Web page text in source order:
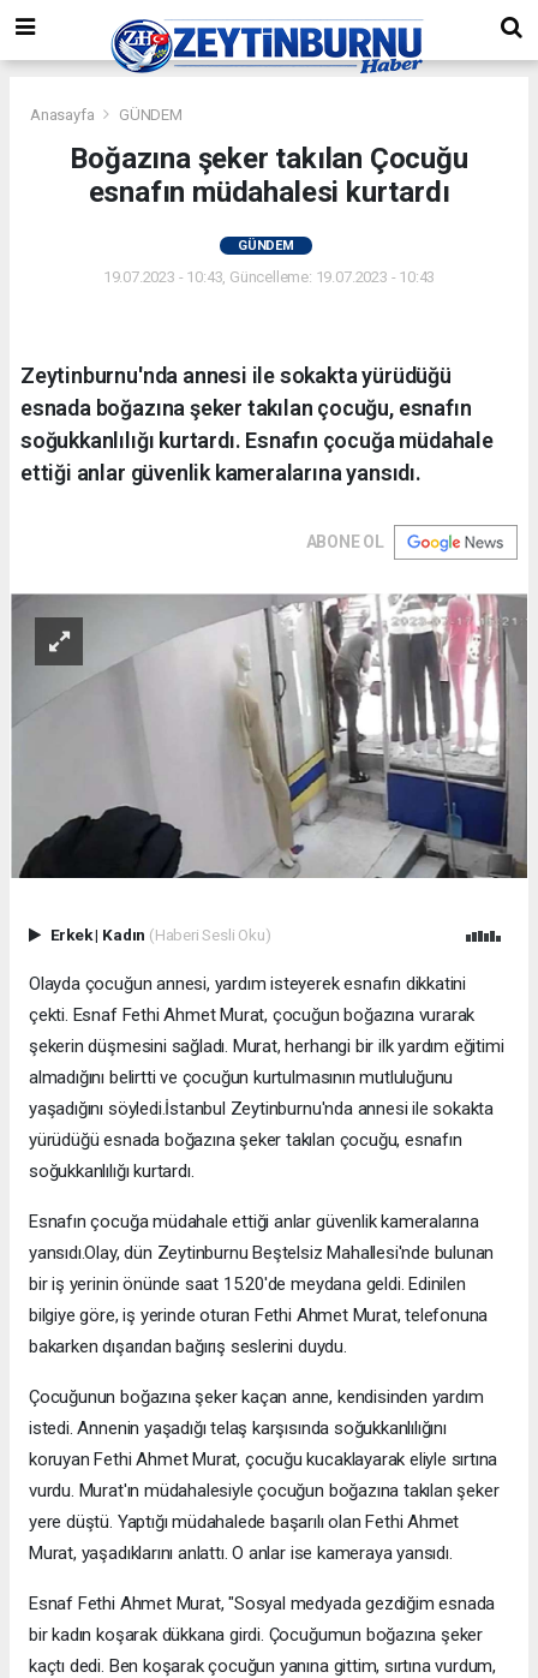
Anasayfa GÜNDEM
Boğazına şeker takılan Çocuğu
esnafın müdahalesi kurtardı
GÜNDEM
19.07.2023 - 10:43, Güncelleme: 19.07.2023 - 10:43
Zeytinburnu'nda annesi ile sokakta yürüdüğü
esnada boğazına şeker takılan çocuğu, esnafın
soğukkanlılığı kurtardı. Esnafın çocuğa müdahale
ettiği anlar güvenlik kameralarına yansıdı.
ABONE OL
Erkek| Kadın (Haberi Sesli Oku)
Olayda çocuğun annesi, yardım isteyerek esnafın dikkatini
çekti. Esnaf Fethi Ahmet Murat, çocuğun boğazına vurarak
şekerin düşmesini sağladı. Murat, herhangi bir ilk yardım eğitimi
almadığını belirtti ve çocuğun kurtulmasının mutluluğunu
yaşadığını söyledi.İstanbul Zeytinburnu'nda annesi ile sokakta
yürüdüğü esnada boğazına şeker takılan çocuğu, esnafın
soğukkanlılığı kurtardı.
Esnafın çocuğa müdahale ettiği anlar güvenlik kameralarına
yansıdı.Olay, dün Zeytinburnu Beştelsiz Mahallesi'nde bulunan
bir iş yerinin önünde saat 15.20'de meydana geldi. Edinilen
bilgiye göre, iş yerinde oturan Fethi Ahmet Murat, telefonuna
bakarken dışarıdan bağırış seslerini duydu.
Çocuğunun boğazına şeker kaçan anne, kendisinden yardım
istedi. Annenin yaşadığı telaş karşısında soğukkanlılığını
koruyan Fethi Ahmet Murat, çocuğu kucaklayarak eliyle sırtına
vurdu. Murat'ın müdahalesiyle çocuğun boğazına takılan şeker
yere düştü. Yaptığı müdahalede başarılı olan Fethi Ahmet
Murat, yaşadıklarını anlattı. O anlar ise kameraya yansıdı.
Esnaf Fethi Ahmet Murat, "Sosyal medyada gezdiğim esnada
bir kadın koşarak dükkana girdi. Çocuğumun boğazına şeker
kaçtı dedi. Ben koşarak çocuğun yanına gittim, sırtına vurdum,